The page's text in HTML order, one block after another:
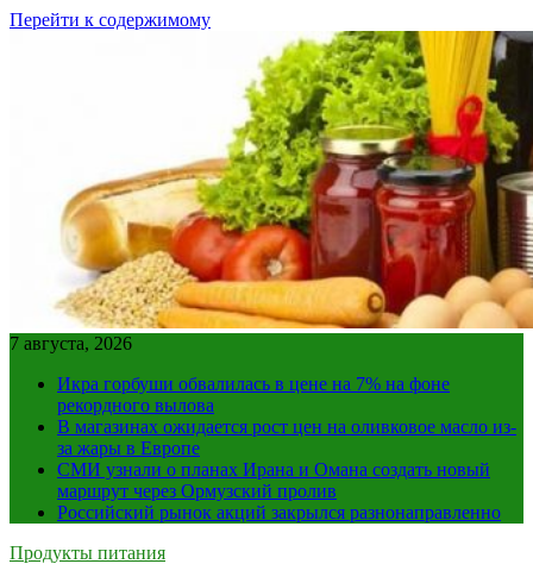
Перейти к содержимому
7 августа, 2026
Икра горбуши обвалилась в цене на 7% на фоне
рекордного вылова
В магазинах ожидается рост цен на оливковое масло из-
за жары в Европе
СМИ узнали о планах Ирана и Омана создать новый
маршрут через Ормузский пролив
Российский рынок акций закрылся разнонаправленно
Продукты питания